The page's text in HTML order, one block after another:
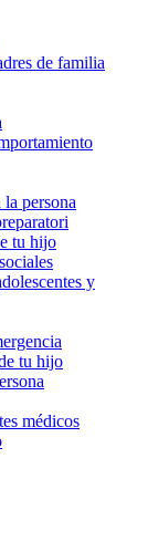
de familia
la persona
tu hijo
y
tu hijo
médicos